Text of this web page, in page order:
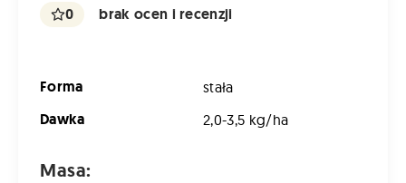
0 brak ocen i recenzji
Forma stała
Dawka 2,0-3,5 kg/ha
Masa: